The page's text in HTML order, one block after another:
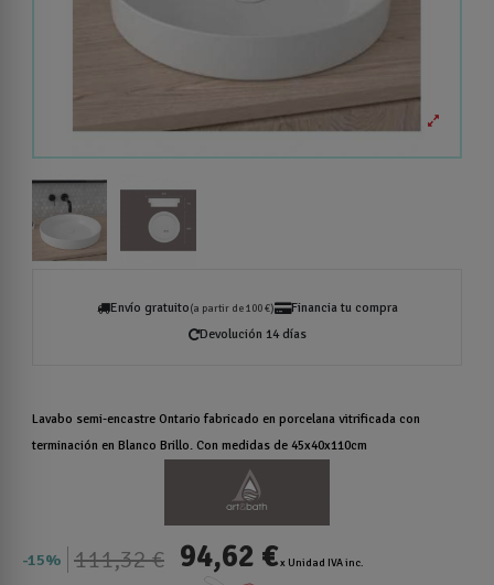
Envío gratuito(a partir de 100 €)
Financia tu compra
Devolución 14 días
Lavabo semi-encastre Ontario fabricado en porcelana vitrificada con
terminación en Blanco Brillo. Con medidas de 45x40x110cm
15% 111,32 € 94,62 €x Unidad IVA inc.